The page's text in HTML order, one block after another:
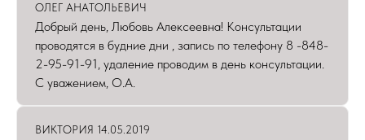
ОЛЕГ АНАТОЛЬЕВИЧ
Добрый день, Любовь Алексеевна! Консультации
проводятся в будние дни , запись по телефону 8 -848-
2-95-91-91, удаление проводим в день консультации.
С уважением, О.А.
ВИКТОРИЯ 14.05.2019